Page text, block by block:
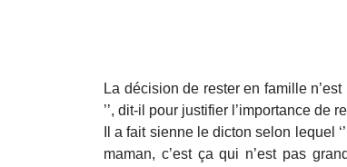
La décision de rester en famille
’’, dit-il pour justifier l’importance de
Il a fait sienne le dicton selon lequel
maman, c’est ça qui n’est pas